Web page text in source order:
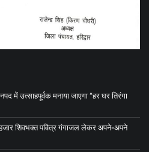
उत्साहपूर्वक मनाया जाएगा “हर घर तिरंगा
शिवभक्त पवित्र गंगाजल लेकर अपने-अपने